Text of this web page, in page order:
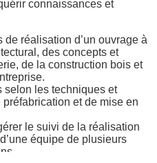
connaissances et
de réalisation d’un ouvrage à
des concepts et
de la construction bois et
selon les techniques et
et de mise en
le suivi de la réalisation
équipe de plusieurs